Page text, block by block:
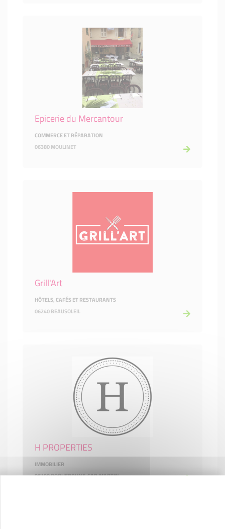
Epicerie du Mercantour
COMMERCE ET RÉPARATION
06380 MOULINET
Grill'Art
HÔTELS, CAFÉS ET RESTAURANTS
06240 BEAUSOLEIL
H PROPERTIES
IMMOBILIER
06190 ROQUEBRUNE-CAP-MARTIN